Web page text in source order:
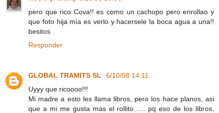
pero que rico Cova!! es como un cachopo pero enrollao y
que foto hija mía es verlo y hacersele la boca agua a una!!
besitos
Responder
GLOBAL TRAMITS SL
6/10/08 14:11
Uyyy que ricoooo!!!
Mi madre a esto les llama libros, pero los hace planos, asi
que a mi me gusta mas el rollito...... pq eso de los libros,